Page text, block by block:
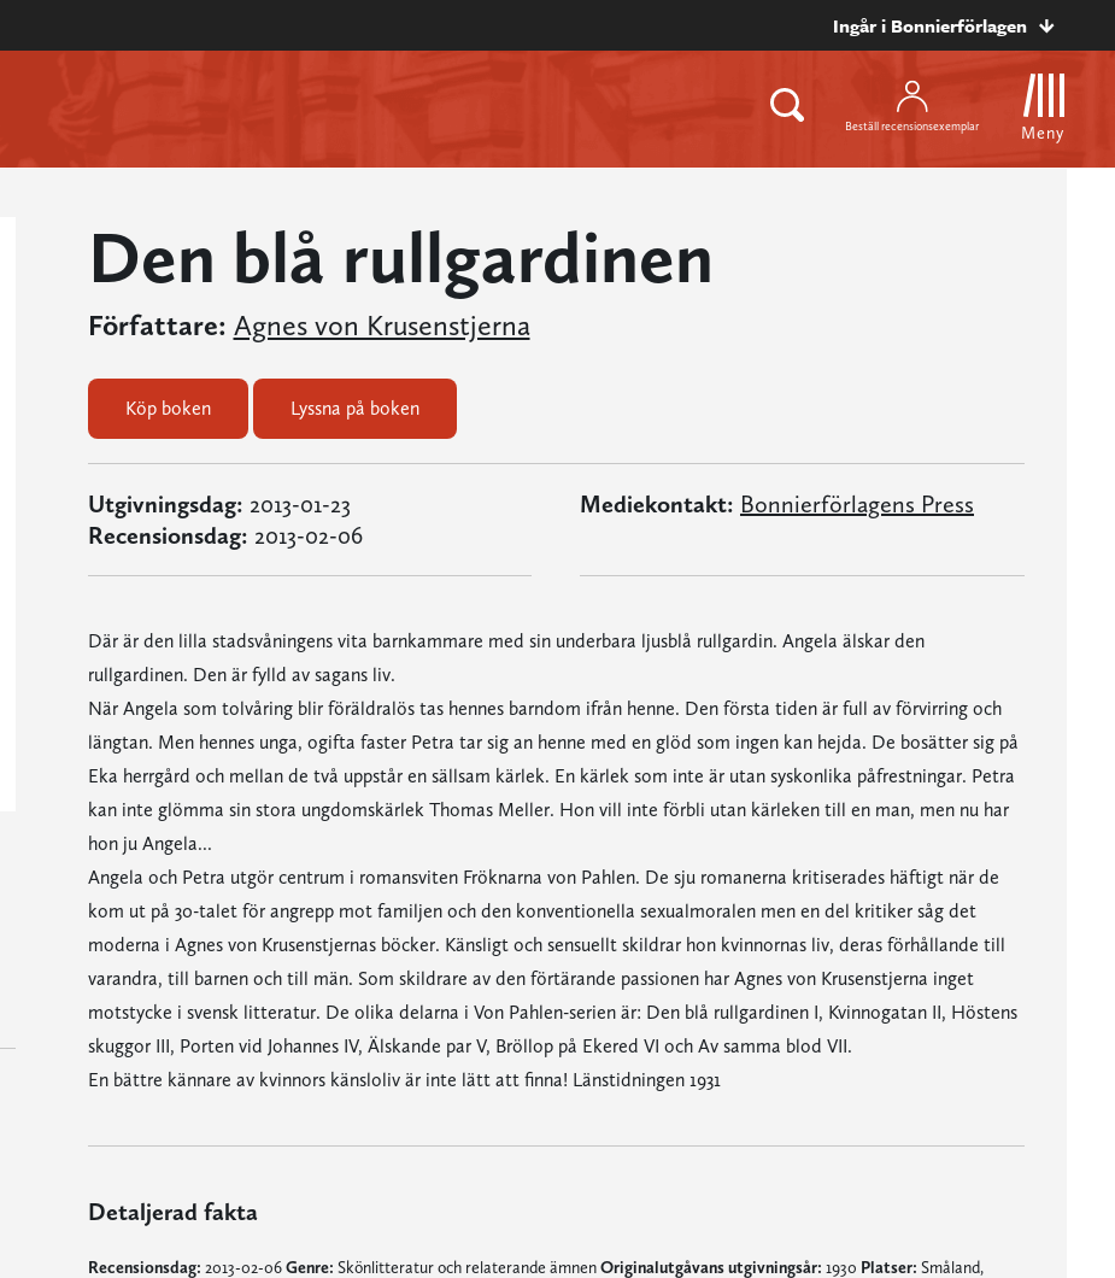
Ingår i Bonnierförlagen
Beställ recensionsexemplar Meny
Den blå rullgardinen
Författare: Agnes von Krusenstjerna
Köp boken Lyssna på boken
Utgivningsdag: 2013-01-23
Recensionsdag: 2013-02-06
Mediekontakt: Bonnierförlagens Press
Där är den lilla stadsvåningens vita barnkammare med sin underbara ljusblå rullgardin. Angela älskar den
rullgardinen. Den är fylld av sagans liv.
När Angela som tolvåring blir föräldralös tas hennes barndom ifrån henne. Den första tiden är full av förvirring och
längtan. Men hennes unga, ogifta faster Petra tar sig an henne med en glöd som ingen kan hejda. De bosätter sig på
Eka herrgård och mellan de två uppstår en sällsam kärlek. En kärlek som inte är utan syskonlika påfrestningar. Petra
kan inte glömma sin stora ungdomskärlek Thomas Meller. Hon vill inte förbli utan kärleken till en man, men nu har
hon ju Angela...
Angela och Petra utgör centrum i romansviten Fröknarna von Pahlen. De sju romanerna kritiserades häftigt när de
kom ut på 30-talet för angrepp mot familjen och den konventionella sexualmoralen men en del kritiker såg det
moderna i Agnes von Krusenstjernas böcker. Känsligt och sensuellt skildrar hon kvinnornas liv, deras förhållande till
varandra, till barnen och till män. Som skildrare av den förtärande passionen har Agnes von Krusenstjerna inget
motstycke i svensk litteratur. De olika delarna i Von Pahlen-serien är: Den blå rullgardinen I, Kvinnogatan II, Höstens
skuggor III, Porten vid Johannes IV, Älskande par V, Bröllop på Ekered VI och Av samma blod VII.
En bättre kännare av kvinnors känsloliv är inte lätt att finna! Länstidningen 1931
Detaljerad fakta
Recensionsdag: 2013-02-06Genre: Skönlitteratur och relaterande ämnenOriginalutgåvans utgivningsår: 1930 Platser: Småland,